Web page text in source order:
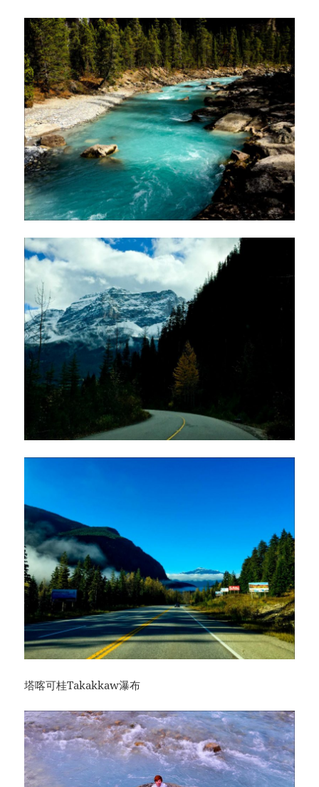
塔喀可桂Takakkaw瀑布